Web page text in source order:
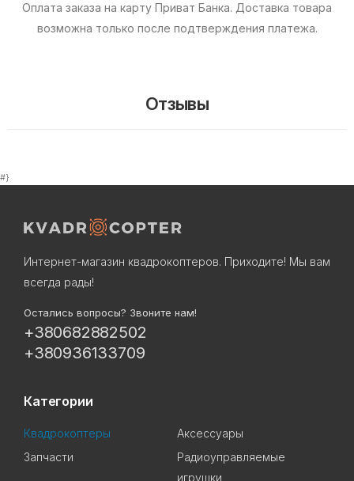
Оплата заказа на карту Приват Банка. Доставка товара
возможна только после подтверждения платежа.
Отзывы
#}
Интернет-магазин квадрокоптеров. Приходите! Мы вам
всегда рады!
Остались вопросы? Звоните нам!
+380682882502
+380936133709
Категории
Квадрокоптеры
Аксессуары
Запчасти
Радиоуправляемые
игрушки